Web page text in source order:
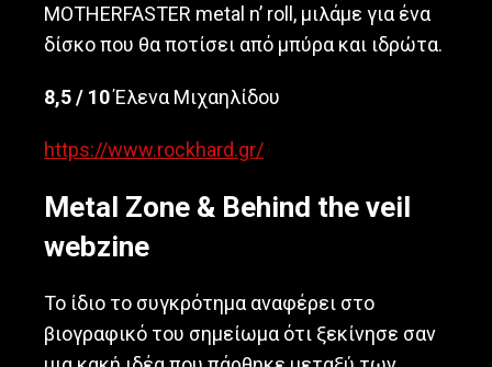
MOTHERFASTER metal n’ roll, μιλάμε για ένα
δίσκο που θα ποτίσει από μπύρα και ιδρώτα.
8,5 / 10Έλενα Μιχαηλίδου
https://www.rockhard.gr/
Metal Zone & Behind the veil
webzine
Το ίδιο το συγκρότημα αναφέρει στο
βιογραφικό του σημείωμα ότι ξεκίνησε σαν